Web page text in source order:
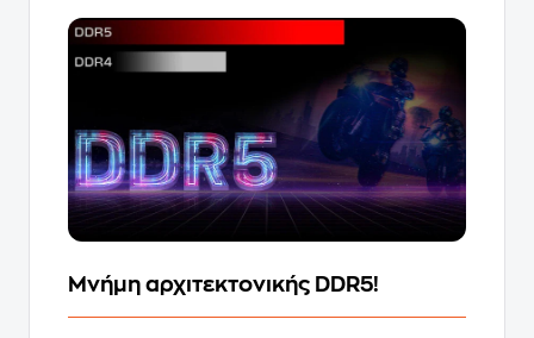
Μνήμη αρχιτεκτονικής DDR5!